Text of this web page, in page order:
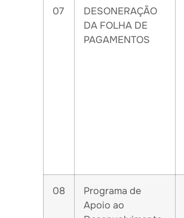
07
DESONERAÇÃO
DA FOLHA DE
PAGAMENTOS
08
Programa de
Apoio ao